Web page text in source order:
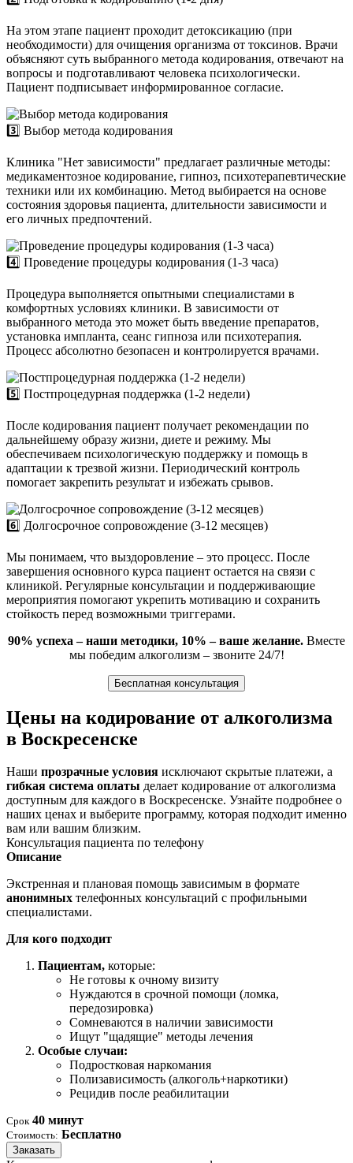
На этом этапе пациент проходит детоксикацию (при
необходимости) для очищения организма от токсинов. Врачи
объясняют суть выбранного метода кодирования, отвечают на
вопросы и подготавливают человека психологически.
Пациент подписывает информированное согласие.
3️⃣ Выбор метода кодирования
Клиника "Нет зависимости" предлагает различные методы:
медикаментозное кодирование, гипноз, психотерапевтические
техники или их комбинацию. Метод выбирается на основе
состояния здоровья пациента, длительности зависимости и
его личных предпочтений.
4️⃣ Проведение процедуры кодирования (1-3 часа)
Процедура выполняется опытными специалистами в
комфортных условиях клиники. В зависимости от
выбранного метода это может быть введение препаратов,
установка импланта, сеанс гипноза или психотерапия.
Процесс абсолютно безопасен и контролируется врачами.
5️⃣ Постпроцедурная поддержка (1-2 недели)
После кодирования пациент получает рекомендации по
дальнейшему образу жизни, диете и режиму. Мы
обеспечиваем психологическую поддержку и помощь в
адаптации к трезвой жизни. Периодический контроль
помогает закрепить результат и избежать срывов.
6️⃣ Долгосрочное сопровождение (3-12 месяцев)
Мы понимаем, что выздоровление – это процесс. После
завершения основного курса пациент остается на связи с
клиникой. Регулярные консультации и поддерживающие
мероприятия помогают укрепить мотивацию и сохранить
стойкость перед возможными триггерами.
90% успеха – наши методики, 10% – ваше желание. Вместе
мы победим алкоголизм – звоните 24/7!
Бесплатная консультация
Цены на кодирование от алкоголизма
в Воскресенске
Наши прозрачные условия исключают скрытые платежи, а
гибкая система оплаты делает кодирование от алкоголизма
доступным для каждого в Воскресенске. Узнайте подробнее о
наших ценах и выберите программу, которая подходит именно
вам или вашим близким.
Консультация пациента по телефону
Описание
Экстренная и плановая помощь зависимым в формате
анонимных телефонных консультаций с профильными
специалистами.
Для кого подходит
Пациентам, которые:
Не готовы к очному визиту
Нуждаются в срочной помощи (ломка,
передозировка)
Сомневаются в наличии зависимости
Ищут "щадящие" методы лечения
Особые случаи:
Подростковая наркомания
Полизависимость (алкоголь+наркотики)
Рецидив после реабилитации
Срок 40 минут
Стоимость: Бесплатно
Заказать